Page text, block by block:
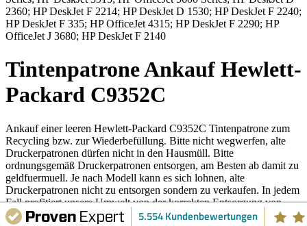
2360; HP DeskJet F 2214; HP DeskJet D 1530; HP DeskJet F 2240;
HP DeskJet F 335; HP OfficeJet 4315; HP DeskJet F 2290; HP
OfficeJet J 3680; HP DeskJet F 2140
TintenpatroneAnkauf Hewlett-
Packard C9352C
Ankauf einer leeren Hewlett-Packard C9352C Tintenpatrone zum
Recycling bzw. zur Wiederbefüllung. Bitte nicht wegwerfen, alte
Druckerpatronen dürfen nicht in den Hausmüll. Bitte
ordnungsgemäß Druckerpatronen entsorgen, am Besten ab damit zu
geldfuermuell. Je nach Modell kann es sich lohnen, alte
Druckerpatronen nicht zu entsorgen sondern zu verkaufen. In jedem
Fall profitiert unsere Umwelt von der korrekten Entsorgung von
Tintenpatrone Hewlett-Packard C9352C.
5.554 Kundenbewertungen